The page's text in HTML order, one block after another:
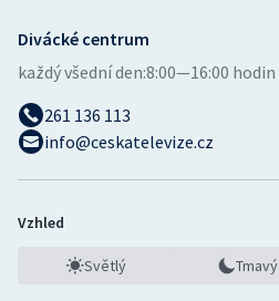
Divácké centrum
každý všední den:8:00—16:00 hodin
261 136 113
info@ceskatelevize.cz
Vzhled
Světlý Tmavý